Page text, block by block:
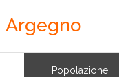
Argegno
Popolazione